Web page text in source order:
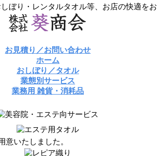
ぼり・レンタルタオル等、お店の快適をお
お見積り／お問い合わせ
ホーム
おしぼり／タオル
業態別サービス
業務用 雑貨・消耗品
いたしました。